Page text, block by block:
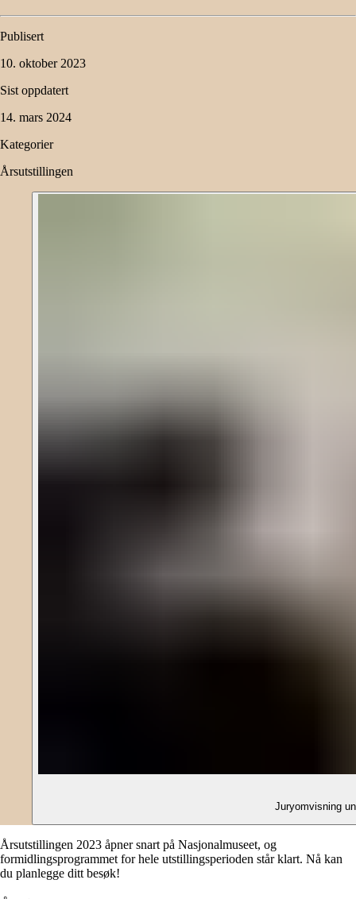
Publisert
10. oktober 2023
Sist oppdatert
14. mars 2024
Kategorier
Årsutstillingen
Årsutstillingen 2023 åpner snart på Nasjonalmuseet, og
formidlingsprogrammet for hele utstillingsperioden står klart. Nå kan
du planlegge ditt besøk!